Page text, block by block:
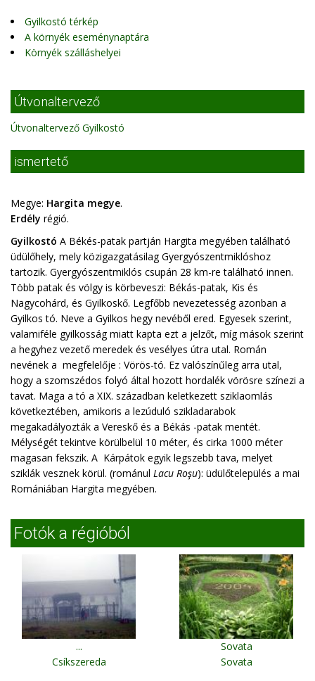
Gyilkostó térkép
A környék eseménynaptára
Környék szálláshelyei
Útvonaltervező
Útvonaltervező Gyilkostó
ismertető
Megye: Hargita megye.
Erdély régió.
Gyilkostó A Békés-patak partján Hargita megyében található
üdülőhely, mely közigazgatásilag Gyergyószentmiklóshoz
tartozik. Gyergyószentmiklós csupán 28 km-re található innen.
Több patak és völgy is körbeveszi: Békás-patak, Kis és
Nagycohárd, és Gyilkoskő. Legfőbb nevezetesség azonban a
Gyilkos tó. Neve a Gyilkos hegy nevéből ered. Egyesek szerint,
valamiféle gyilkosság miatt kapta ezt a jelzőt, míg mások szerint
a hegyhez vezető meredek és vesélyes útra utal. Román
nevének a megfelelője : Vörös-tó. Ez valószínűleg arra utal,
hogy a szomszédos folyó által hozott hordalék vörösre színezi a
tavat. Maga a tó a XIX. században keletkezett sziklaomlás
következtében, amikoris a lezúduló szikladarabok
megakadályozták a Vereskő és a Békás -patak mentét.
Mélységét tekintve körülbelül 10 méter, és cirka 1000 méter
magasan fekszik. A Kárpátok egyik legszebb tava, melyet
sziklák vesznek körül. (románul Lacu Roşu): üdülőtelepülés a mai
Romániában Hargita megyében.
Fotók a régióból
...
Csíkszereda
Sovata
Sovata